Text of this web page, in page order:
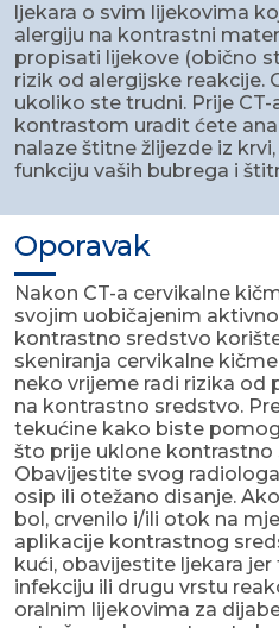
ljekara o svim lijekovima
alergiju na kontrastni
propisati lijekove (obično
rizik od alergijske reakcije.
ukoliko ste trudni. Prije
kontrastom uradit ćete
nalaze štitne žlijezde iz
funkciju vaših bubrega i
Oporavak
Nakon CT-a cervikalne
svojim uobičajenim
kontrastno sredstvo
skeniranja cervikalne
neko vrijeme radi rizika od
na kontrastno sredstvo.
tekućine kako biste
što prije uklone kontrastno
Obavijestite svog
osip ili otežano disanje.
bol, crvenilo i/ili otok na
aplikacije kontrastnog
kući, obavijestite ljekara
infekciju ili drugu vrstu
oralnim lijekovima za